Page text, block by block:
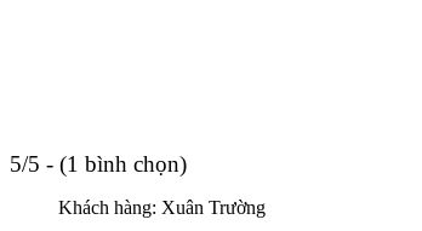
5/5 - (1 bình chọn)
Khách hàng: Xuân Trường